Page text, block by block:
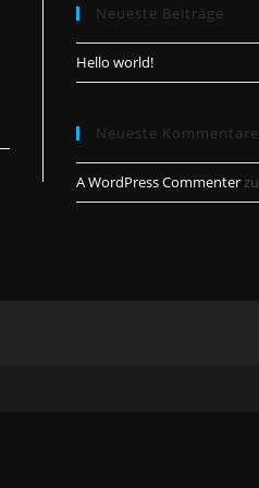
Neueste Beiträge
Hello world!
Neueste Kommentare
A WordPress Commenterzu